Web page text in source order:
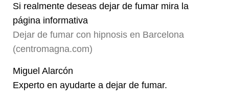
Si realmente deseas dejar de fumar mira la
página informativa
Dejar de fumar con hipnosis en Barcelona
(centromagna.com)
Miguel Alarcón
Experto en ayudarte a dejar de fumar.